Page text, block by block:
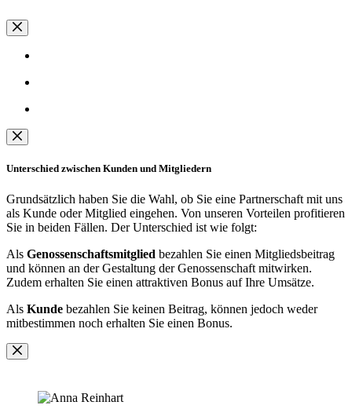
Unterschied zwischen Kunden und Mitgliedern
Grundsätzlich haben Sie die Wahl, ob Sie eine Partnerschaft mit uns
als Kunde oder Mitglied eingehen. Von unseren Vorteilen profitieren
Sie in beiden Fällen. Der Unterschied ist wie folgt:
Als Genossenschaftsmitglied bezahlen Sie einen Mitgliedsbeitrag
und können an der Gestaltung der Genossenschaft mitwirken.
Zudem erhalten Sie einen attraktiven Bonus auf Ihre Umsätze.
Als Kunde bezahlen Sie keinen Beitrag, können jedoch weder
mitbestimmen noch erhalten Sie einen Bonus.